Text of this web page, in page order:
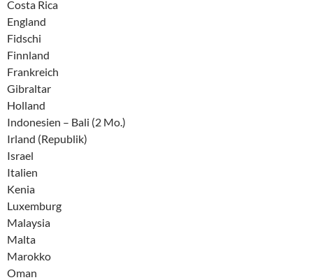
Costa Rica
England
Fidschi
Finnland
Frankreich
Gibraltar
Holland
Indonesien – Bali (2 Mo.)
Irland (Republik)
Israel
Italien
Kenia
Luxemburg
Malaysia
Malta
Marokko
Oman